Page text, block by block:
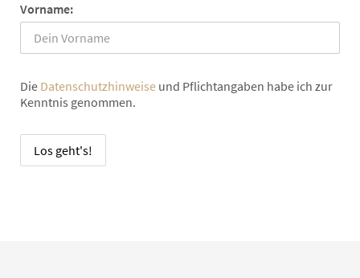
Vorname:
Die Datenschutzhinweise und Pflichtangaben habe ich zur
Kenntnis genommen.